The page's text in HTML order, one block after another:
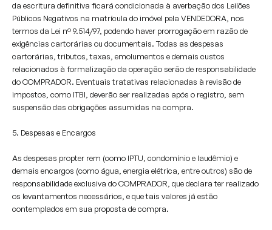
da escritura definitiva ficará condicionada à averbação dos Leilões
Públicos Negativos na matrícula do imóvel pela VENDEDORA, nos
termos da Lei nº 9.514/97, podendo haver prorrogação em razão de
exigências cartorárias ou documentais. Todas as despesas
cartorárias, tributos, taxas, emolumentos e demais custos
relacionados à formalização da operação serão de responsabilidade
do COMPRADOR. Eventuais tratativas relacionadas à revisão de
impostos, como ITBI, deverão ser realizadas após o registro, sem
suspensão das obrigações assumidas na compra.
5. Despesas e Encargos
As despesas propter rem (como IPTU, condomínio e laudêmio) e
demais encargos (como água, energia elétrica, entre outros) são de
responsabilidade exclusiva do COMPRADOR, que declara ter realizado
os levantamentos necessários, e que tais valores já estão
contemplados em sua proposta de compra.